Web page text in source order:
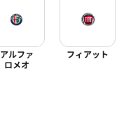
アルファ
ロメオ
フィアット